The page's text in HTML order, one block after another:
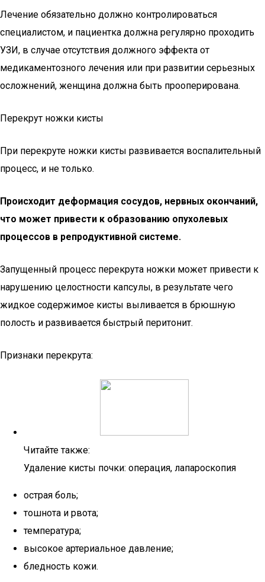
Лечение обязательно должно контролироваться
специалистом, и пациентка должна регулярно проходить
УЗИ, в случае отсутствия должного эффекта от
медикаментозного лечения или при развитии серьезных
осложнений, женщина должна быть прооперирована.
Перекрут ножки кисты
При перекруте ножки кисты развивается воспалительный
процесс, и не только.
Происходит деформация сосудов, нервных окончаний,
что может привести к образованию опухолевых
процессов в репродуктивной системе.
Запущенный процесс перекрута ножки может привести к
нарушению целостности капсулы, в результате чего
жидкое содержимое кисты выливается в брюшную
полость и развивается быстрый перитонит.
Признаки перекрута:
Читайте также:
Удаление кисты почки: операция, лапароскопия
острая боль;
тошнота и рвота;
температура;
высокое артериальное давление;
бледность кожи.